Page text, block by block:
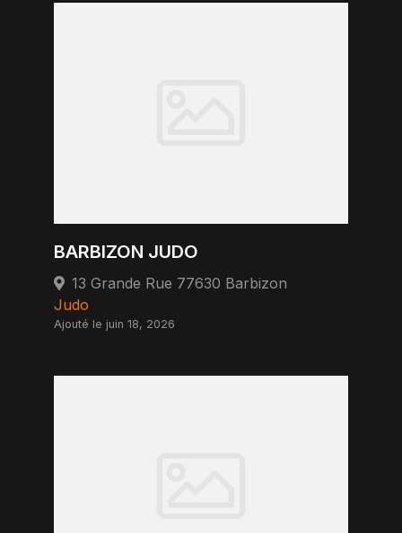
BARBIZON JUDO
13 Grande Rue 77630 Barbizon
Judo
Ajouté le juin 18, 2026